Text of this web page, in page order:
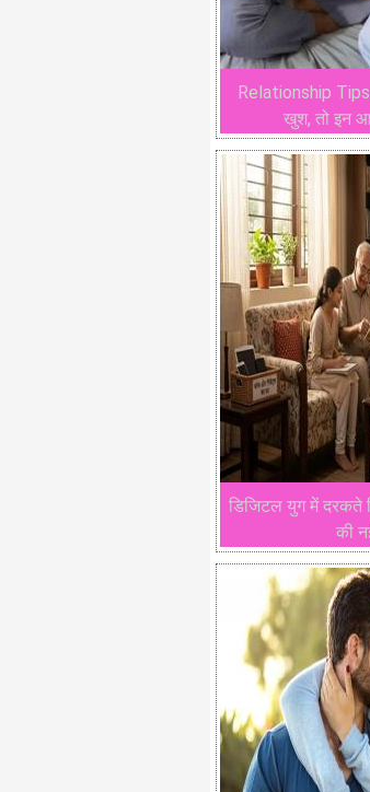
Relationship
खुश, तो इन
डिजिटल युग में दरकते
की